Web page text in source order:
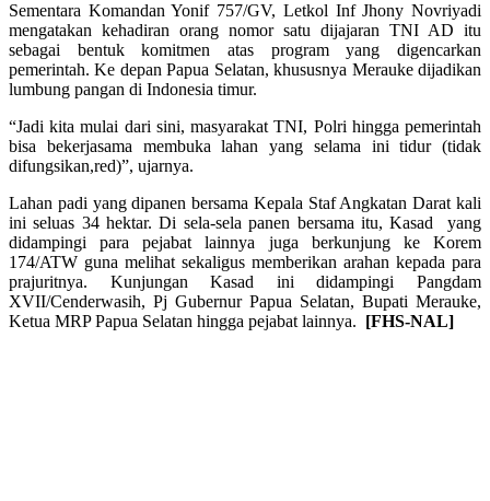
Sementara Komandan Yonif 757/GV, Letkol Inf Jhony Novriyadi
mengatakan kehadiran orang nomor satu dijajaran TNI AD itu
sebagai bentuk komitmen atas program yang digencarkan
pemerintah. Ke depan Papua Selatan, khususnya Merauke dijadikan
lumbung pangan di Indonesia timur.
“Jadi kita mulai dari sini, masyarakat TNI, Polri hingga pemerintah
bisa bekerjasama membuka lahan yang selama ini tidur (tidak
difungsikan,red)”, ujarnya.
Lahan padi yang dipanen bersama Kepala Staf Angkatan Darat kali
ini seluas 34 hektar. Di sela-sela panen bersama itu, Kasad yang
didampingi para pejabat lainnya juga berkunjung ke Korem
174/ATW guna melihat sekaligus memberikan arahan kepada para
prajuritnya. Kunjungan Kasad ini didampingi Pangdam
XVII/Cenderwasih, Pj Gubernur Papua Selatan, Bupati Merauke,
Ketua MRP Papua Selatan hingga pejabat lainnya. [FHS-NAL]